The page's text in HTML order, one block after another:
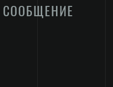
СООБЩЕНИЕ